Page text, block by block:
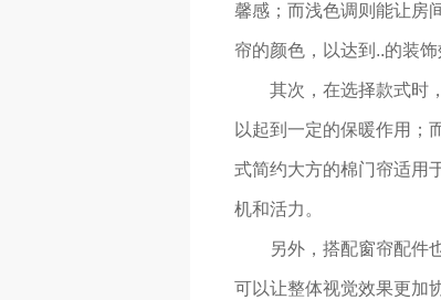
馨感；而浅色调则能让房
帘的颜色，以达到..的装饰
其次，在选择款式时
以起到一定的保暖作用；
式简约大方的棉门帘适用
机和活力。
另外，搭配窗帘配件
可以让整体视觉效果更加